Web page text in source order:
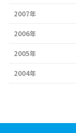
2007年
2006年
2005年
2004年